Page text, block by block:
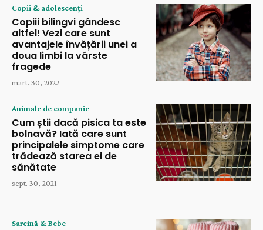
Copii & adolescenți
Copiii bilingvi gândesc
altfel! Vezi care sunt
avantajele învățării unei a
doua limbi la vârste
fragede
mart. 30, 2022
Animale de companie
Cum știi dacă pisica ta este
bolnavă? Iată care sunt
principalele simptome care
trădează starea ei de
sănătate
sept. 30, 2021
Sarcină & Bebe